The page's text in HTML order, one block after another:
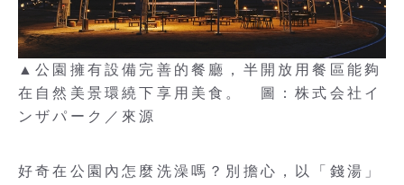
▲公園擁有設備完善的餐廳，半開放用餐區能夠
在自然美景環繞下享用美食。 圖：株式会社イ
ンザパーク／來源
好奇在公園內怎麼洗澡嗎？別擔心，以「錢湯」